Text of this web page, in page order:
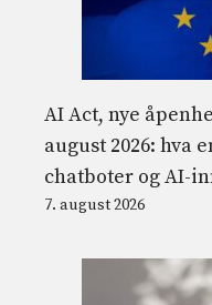
AI Act, nye
august 2026: hva
chatboter og AI-
7. august 2026